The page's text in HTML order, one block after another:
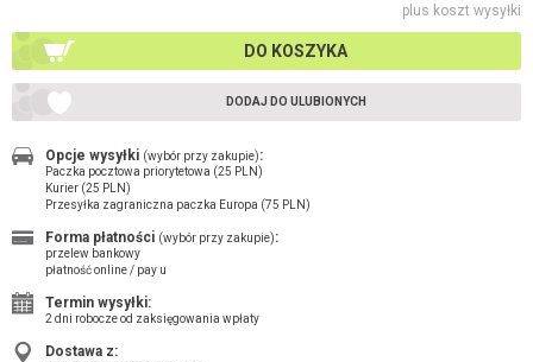
plus koszt wysyłki
DO KOSZYKA
DODAJ DO ULUBIONYCH
Opcje wysyłki (wybór przy zakupie):
Paczka pocztowa priorytetowa (25 PLN)
Kurier (25 PLN)
Przesyłka zagraniczna paczka Europa (75 PLN)
Forma płatności (wybór przy zakupie):
przelew bankowy
płatność online / pay u
Termin wysyłki:
2 dni robocze od zaksięgowania wpłaty
Dostawa z: